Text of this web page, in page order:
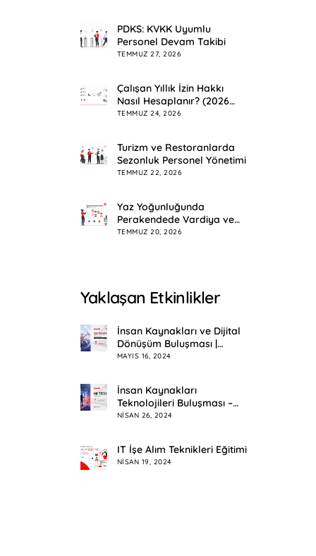
PDKS: KVKK Uyumlu
Personel Devam Takibi
TEMMUZ 27, 2026
Çalışan Yıllık İzin Hakkı
Nasıl Hesaplanır? (2026
Rehberi)
TEMMUZ 24, 2026
Turizm ve Restoranlarda
Sezonluk Personel Yönetimi
TEMMUZ 22, 2026
Yaz Yoğunluğunda
Perakendede Vardiya ve
Mesai Planlama
TEMMUZ 20, 2026
Yaklaşan Etkinlikler
İnsan Kaynakları ve Dijital
Dönüşüm Buluşması |
Eskişehir
MAYIS 16, 2024
İnsan Kaynakları
Teknolojileri Buluşması –
HR Tech Meetup
NISAN 26, 2024
IT İşe Alım Teknikleri Eğitimi
NISAN 19, 2024